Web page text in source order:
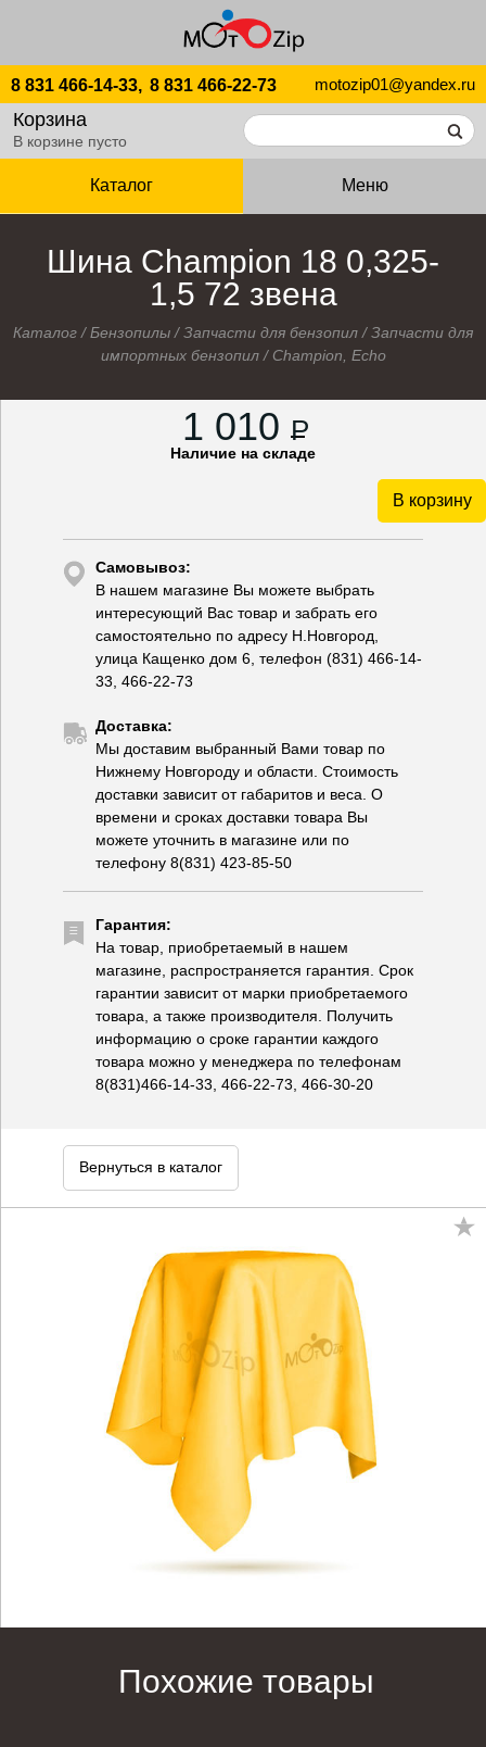
8 831 466-14-33, 8 831 466-22-73 motozip01@yandex.ru
Корзина
В корзине пусто
Каталог Меню
Шина Champion 18 0,325-
1,5 72 звена
Каталог /Бензопилы /Запчасти для бензопил /Запчасти для
импортных бензопил/ Champion, Echo
1 010 P
Наличие на складе
В корзину
Самовывоз:
В нашем магазине Вы можете выбрать
интересующий Вас товар и забрать его
самостоятельно по адресу Н.Новгород,
улица Кащенко дом 6, телефон (831) 466-14-
33, 466-22-73
Доставка:
Мы доставим выбранный Вами товар по
Нижнему Новгороду и области. Стоимость
доставки зависит от габаритов и веса. О
времени и сроках доставки товара Вы
можете уточнить в магазине или по
телефону 8(831) 423-85-50
Гарантия:
На товар, приобретаемый в нашем
магазине, распространяется гарантия. Срок
гарантии зависит от марки приобретаемого
товара, а также производителя. Получить
информацию о сроке гарантии каждого
товара можно у менеджера по телефонам
8(831)466-14-33, 466-22-73, 466-30-20
Вернуться в каталог
Похожие товары